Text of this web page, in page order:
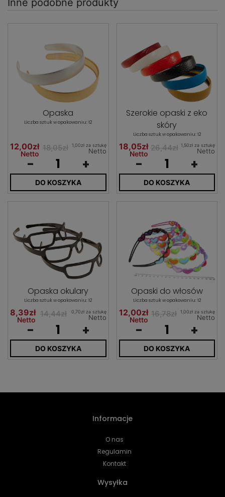
Opaska
Liczba sztuk w opakowaniu: 12
12,00zł
Netto
18,05zł 1,00zł za sztukę
Netto
- +
DO KOSZYKA
Szerokie opaski z eko
skóry
Liczba sztuk w opakowaniu: 12
18,05zł
Netto
26,44zł 1,50zł za sztukę
Netto
- +
DO KOSZYKA
Opaska okulary
Liczba sztuk w opakowaniu: 12
8,39zł
Netto
14,44zł 0,70zł za sztukę
Netto
- +
DO KOSZYKA
Opaski do włosów
Liczba sztuk w opakowaniu: 12
12,00zł
Netto
16,78zł 1,00zł za sztukę
Netto
- +
DO KOSZYKA
Informacje
O nas
Regulamin
Kontakt
Wysyłka